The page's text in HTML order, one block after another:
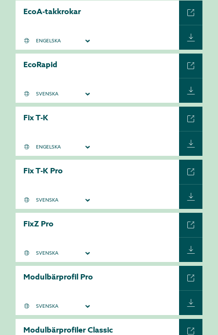
EcoA-takkrokar
EcoRapid
Fix T-K
Fix T-K Pro
FixZ Pro
Modulbärprofil Pro
Modulbärprofiler Classic